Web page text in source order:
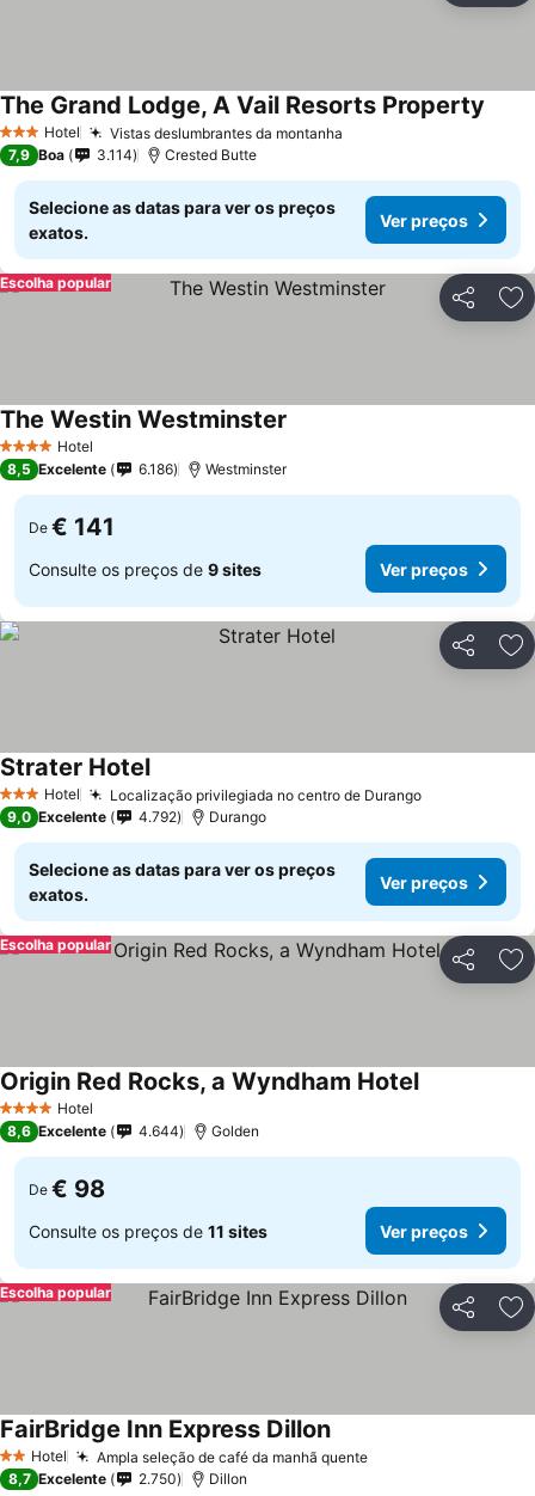
3 EstrelasHotel Vistas deslumbrantes da montanha
The Grand Lodge, A Vail Resorts Property
7,9 Boa 3.114 Crested Butte
Selecione as datas para ver os preços
exatos.
Ver preços
Partilhar
Escolha popular
4 EstrelasHotel
The Westin Westminster
8,5 Excelente 6.186 Westminster
De € 141
Consulte os preços de 9 sites Ver preços
Partilhar
3 EstrelasHotel Localização privilegiada no centro de DurangoVer preços
Strater HotelVer preços
9,0 Excelente 4.792 Durango
Selecione as datas para ver os preços
exatos.
Ver preços
Partilhar
Escolha popular
4 EstrelasHotel
Origin Red Rocks, a Wyndham HotelVer preços
8,6 Excelente 4.644 Golden
De € 98
Consulte os preços de 11 sites Ver preços
Partilhar
Escolha popular
2 Estrelas
Hotel Ampla seleção de café da manhã quenteVer preços
FairBridge Inn Express DillonVer preços
8,7 Excelente 2.750 Dillon